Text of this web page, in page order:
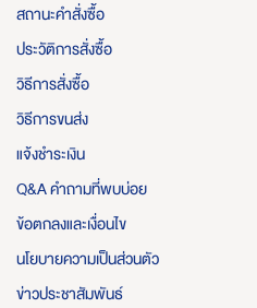
สถานะคำสั่งซื้อ
ประวัติการสั่งซื้อ
วิธีการสั่งซื้อ
วิธีการขนส่ง
แจ้งชำระเงิน
Q&A คำถามที่พบบ่อย
ข้อตกลงและเงื่อนไข
นโยบายความเป็นส่วนตัว
ข่าวประชาสัมพันธ์